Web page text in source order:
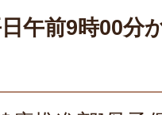
午前9時00分